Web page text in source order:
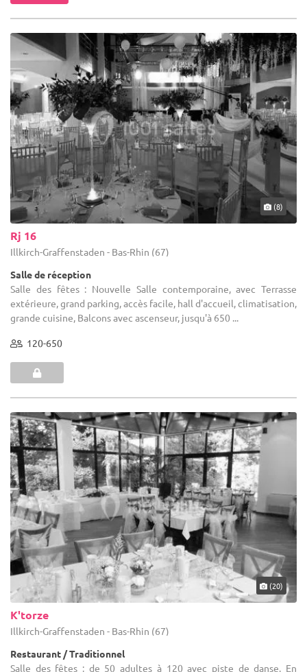
(8)
Rj 16
Illkirch-Graffenstaden - Bas-Rhin (67)
Salle de réception
Salle des fêtes : Nouvelle Salle contemporaine, avec Terrasse
extérieure, grand parking, accès facile, hall d'accueil, climatisation,
grande cuisine, Balcons avec ascenseur, jusqu'à 650 ...
120-650
(20)
K'torze
Illkirch-Graffenstaden - Bas-Rhin (67)
Restaurant / Traditionnel
Salle des fêtes : de 50 adultes à 120 avec piste de danse. En